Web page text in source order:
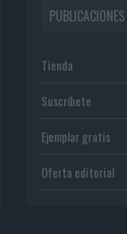
PUBLICACIONES
Tienda
Suscríbete
Ejemplar gratis
Oferta editorial